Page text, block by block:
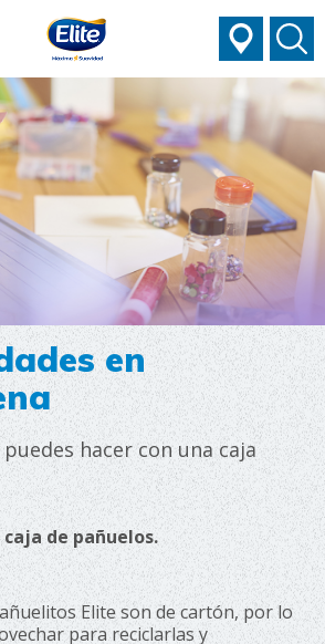
en
puedes hacer con una caja
de pañuelos.
Elite son de cartón, por lo
para reciclarlas y